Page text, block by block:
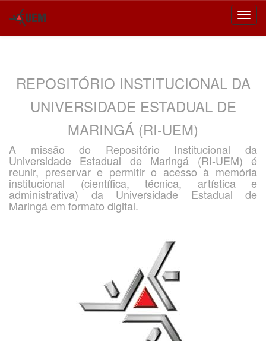
REPOSITÓRIO INSTITUCIONAL DA
UNIVERSIDADE ESTADUAL DE
MARINGÁ (RI-UEM)
A missão do Repositório Institucional da
Universidade Estadual de Maringá (RI-UEM) é
reunir, preservar e permitir o acesso à memória
institucional (científica, técnica, artística e
administrativa) da Universidade Estadual de
Maringá em formato digital.